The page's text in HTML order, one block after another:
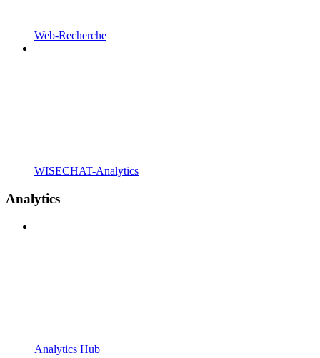
Web-Recherche
WISECHAT-Analytics
Analytics
Analytics Hub